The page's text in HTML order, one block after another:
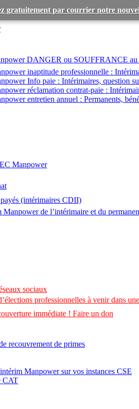
DANGER ou SOUFFRANCE au
inaptitude professionnelle :
Info paie : Intérimaires, question
réclamation contrat-paie :
entretien annuel : Permanents,
Manpower
(intérimaires CDII)
de l’intérimaire et du
sociaux
professionnelles à venir dans
immédiate ! Faire un don
recouvrement de primes
Manpower sur vos instances CSE
CAT
gratuitement par courrier notre